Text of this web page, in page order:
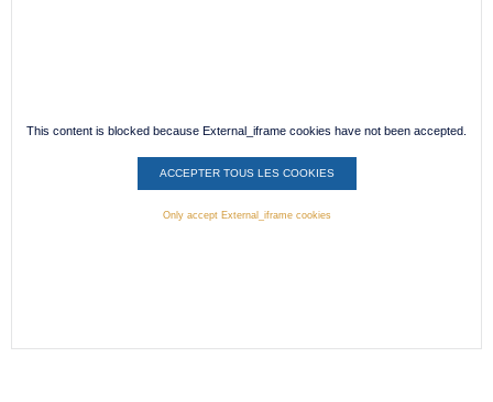
This content is blocked because External_iframe cookies have not been accepted.
ACCEPTER TOUS LES COOKIES
Only accept External_iframe cookies